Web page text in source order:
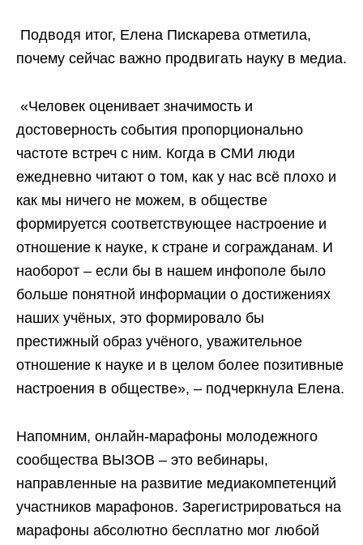
Подводя итог, Елена Пискарева отметила,
почему сейчас важно продвигать науку в медиа.
«Человек оценивает значимость и
достоверность события пропорционально
частоте встреч с ним. Когда в СМИ люди
ежедневно читают о том, как у нас всё плохо и
как мы ничего не можем, в обществе
формируется соответствующее настроение и
отношение к науке, к стране и согражданам. И
наоборот – если бы в нашем инфополе было
больше понятной информации о достижениях
наших учёных, это формировало бы
престижный образ учёного, уважительное
отношение к науке и в целом более позитивные
настроения в обществе», – подчеркнула Елена.
Напомним, онлайн-марафоны молодежного
сообщества ВЫЗОВ – это вебинары,
направленные на развитие медиакомпетенций
участников марафонов. Зарегистрироваться на
марафоны абсолютно бесплатно мог любой